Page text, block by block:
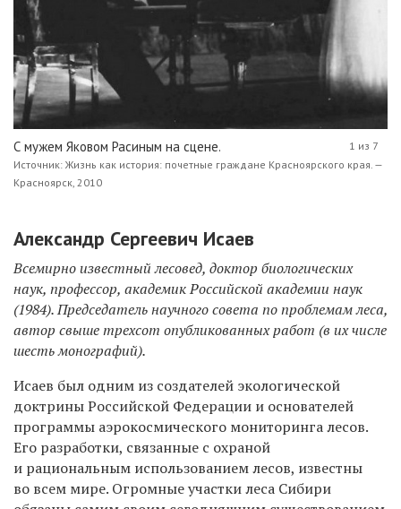
С мужем Яковом Расиным на сцене.
Источник: Жизнь как история: почетные граждане Красноярского края. —
Красноярск, 2010
1 из 7
Александр Сергеевич Исаев
Всемирно известный лесовед, доктор биологических
наук, профессор, академик Российской академии наук
(1984). Председатель научного совета по проблемам леса,
автор свыше трехсот опубликованных работ (в их числе
шесть монографий).
Исаев был одним из создателей экологической
доктрины Российской Федерации и основателей
программы аэрокосмического мониторинга лесов.
Его разработки, связанные с охраной
и рациональным использованием лесов, известны
во всем мире. Огромные участки леса Сибири